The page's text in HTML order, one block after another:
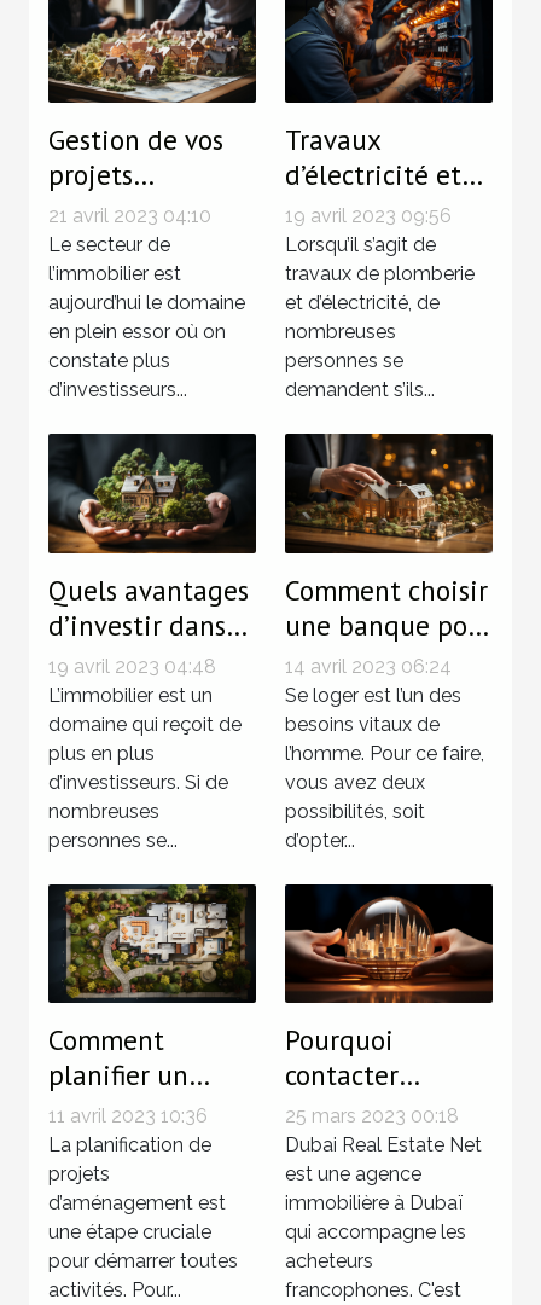
Gestion de vos
projets
immobiliers :
Pourquoi confier
les opérations à
une agence
immobilière ?
21 avril 2023 04:10
Le secteur de
l’immobilier est
aujourd’hui le domaine
en plein essor où on
constate plus
d’investisseurs...
Travaux
d’électricité et
de plomberie :
Pourquoi
solliciter une
agence
spécialisée ?
19 avril 2023 09:56
Lorsqu’il s’agit de
travaux de plomberie
et d’électricité, de
nombreuses
personnes se
demandent s’ils...
Quels avantages
d’investir dans
l’immobilier ?
19 avril 2023 04:48
L’immobilier est un
domaine qui reçoit de
plus en plus
d’investisseurs. Si de
nombreuses
personnes se...
Comment choisir
une banque pour
acheter un bien
immobilier sans
argent ?
14 avril 2023 06:24
Se loger est l’un des
besoins vitaux de
l’homme. Pour ce faire,
vous avez deux
possibilités, soit
d’opter...
Comment
planifier un
projet
d'aménagement
réussi ?
11 avril 2023 10:36
La planification de
projets
d’aménagement est
une étape cruciale
pour démarrer toutes
activités. Pour...
Pourquoi
contacter
l'agence
immobilière
Dubai Real
Estate Net ?
25 mars 2023 00:18
Dubai Real Estate Net
est une agence
immobilière à Dubaï
qui accompagne les
acheteurs
francophones. C'est